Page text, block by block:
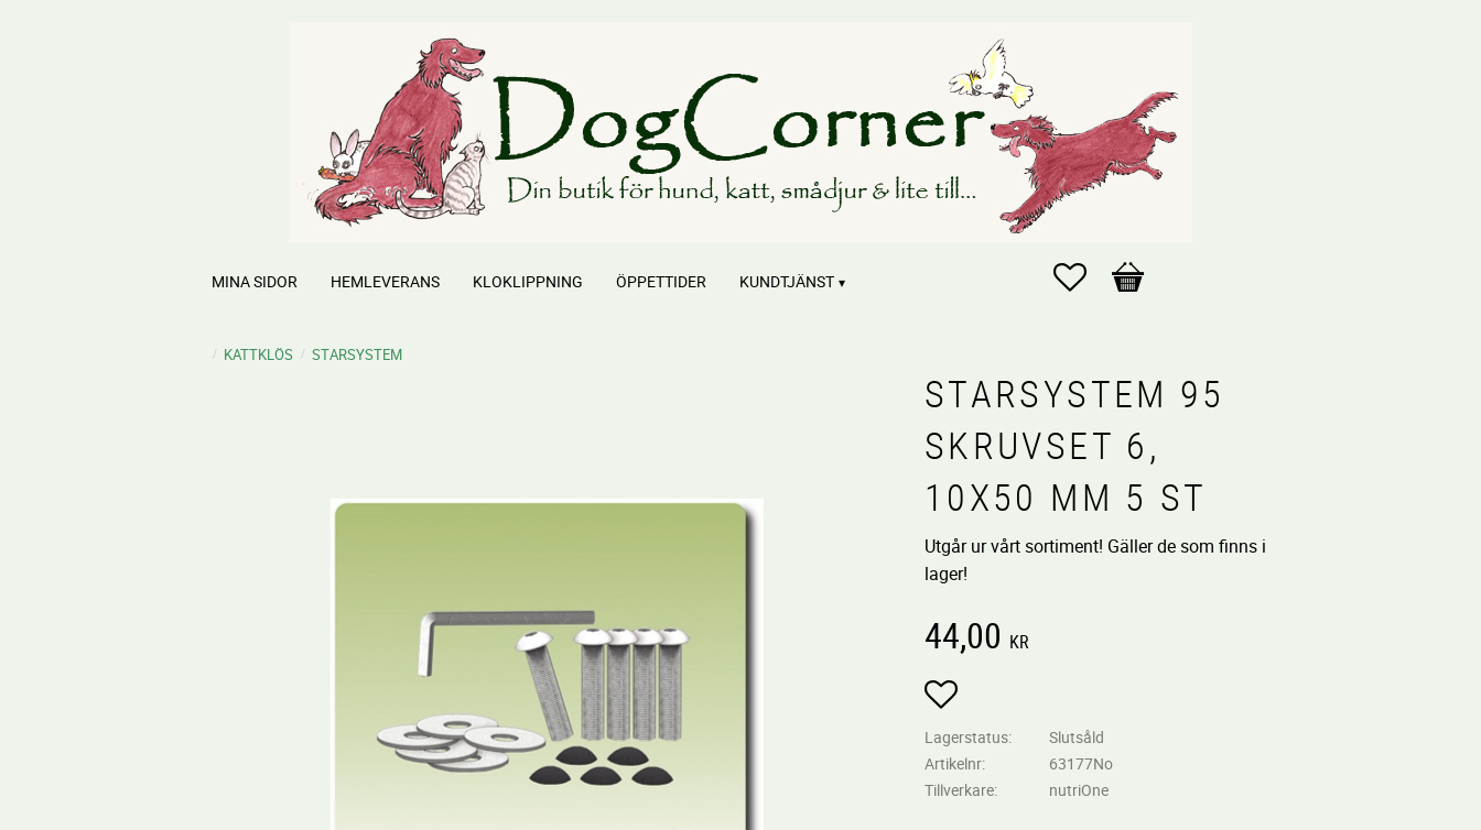
Favoriter
Kundvagn
MINA SIDOR HEMLEVERANS KLOKLIPPNING ÖPPETTIDER KUNDTJÄNST
KATTKLÖS STARSYSTEM
STARSYSTEM 95
SKRUVSET 6,
10X50 MM 5 ST
Utgår ur vårt sortiment! Gäller de som finns i
lager!
44,00 KR
Lägg till i favoriter
Lagerstatus
Slutsåld
Artikelnr
63177No
Tillverkare
nutriOne